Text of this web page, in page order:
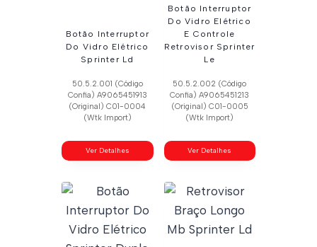
Botão Interruptor
Do Vidro Elétrico
Sprinter Ld
50.5.2.001 (Código
Confia) A9065451913
(Original) C01-0004
(Wtk Import)
Ver Detalhes
Botão Interruptor
Do Vidro Elétrico
E Controle
Retrovisor Sprinter
Le
50.5.2.002 (Código
Confia) A9065451213
(Original) C01-0005
(Wtk Import)
Ver Detalhes